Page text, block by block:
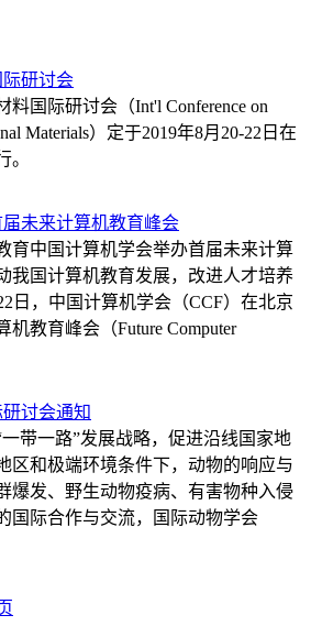
际研讨会
料国际研讨会（Int'l Conference on
Materials）定于2019年8月20-22日在
。
未来计算机教育峰会
育中国计算机学会举办首届未来计算
我国计算机教育发展，改进人才培养
日，中国计算机学会（CCF）在北京
机教育峰会（Future Computer
讨会通知
一路”发展战略，促进沿线国家地
区和极端环境条件下，动物的响应与
爆发、野生动物疫病、有害物种入侵
国际合作与交流，国际动物学会